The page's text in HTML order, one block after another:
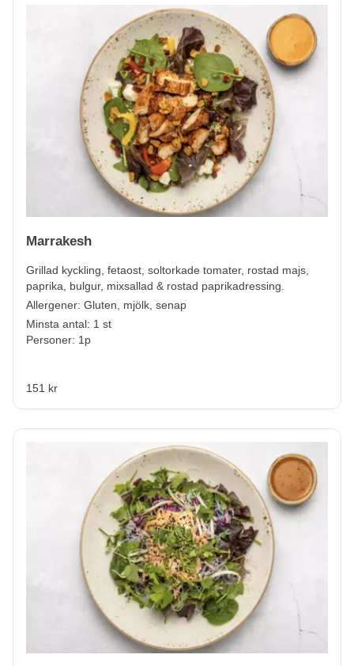
Marrakesh
Grillad kyckling, fetaost, soltorkade tomater, rostad majs,
paprika, bulgur, mixsallad & rostad paprikadressing.
Allergener: Gluten, mjölk, senap
Minsta antal: 1 st
Personer: 1p
151 kr